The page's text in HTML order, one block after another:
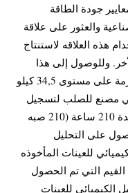
جودة الطاقة
والعثور على علاقة
هذه العلاقه لاستنتاج
وللوصول إلى هذا
الهدف ، أجريت القياسات الكهربائية اللازمة على مستوى 34,5 كيلو
مصنع للصلب لتسجيل
بيانات جودة الطاقة الكهربائية اللازمه لمدة 210 ساعة (210 صبه
على التحليل
للعينات المأخوذه
القيم التي تم الحصول
الكيميائي للعينات